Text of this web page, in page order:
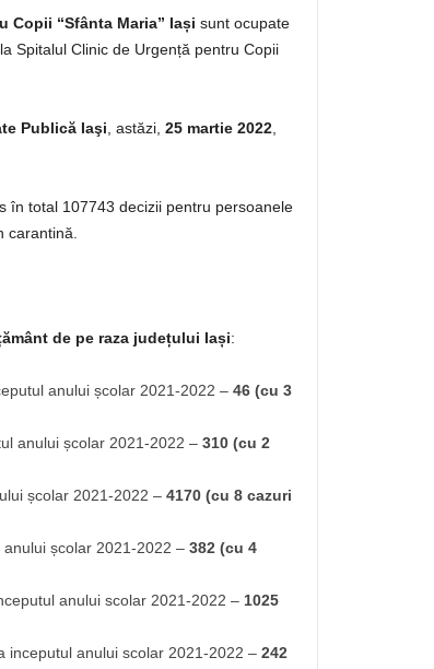
Copii “Sfânta Maria” Iași sunt ocupate
Spitalul Clinic de Urgență pentru Copii
Publică Iaşi , astăzi, 25 martie 2022
în total 107743 decizii pentru persoanele
de pe raza județului Iași:
anului școlar 2021-2022 – 46 (cu 3
anului școlar 2021-2022 – 310 (cu 2
școlar 2021-2022 – 4170 (cu 8 cazuri
școlar 2021-2022 – 382 (cu 4
anului scolar 2021-2022 – 1025
inceputul anului scolar 2021-2022 – 242